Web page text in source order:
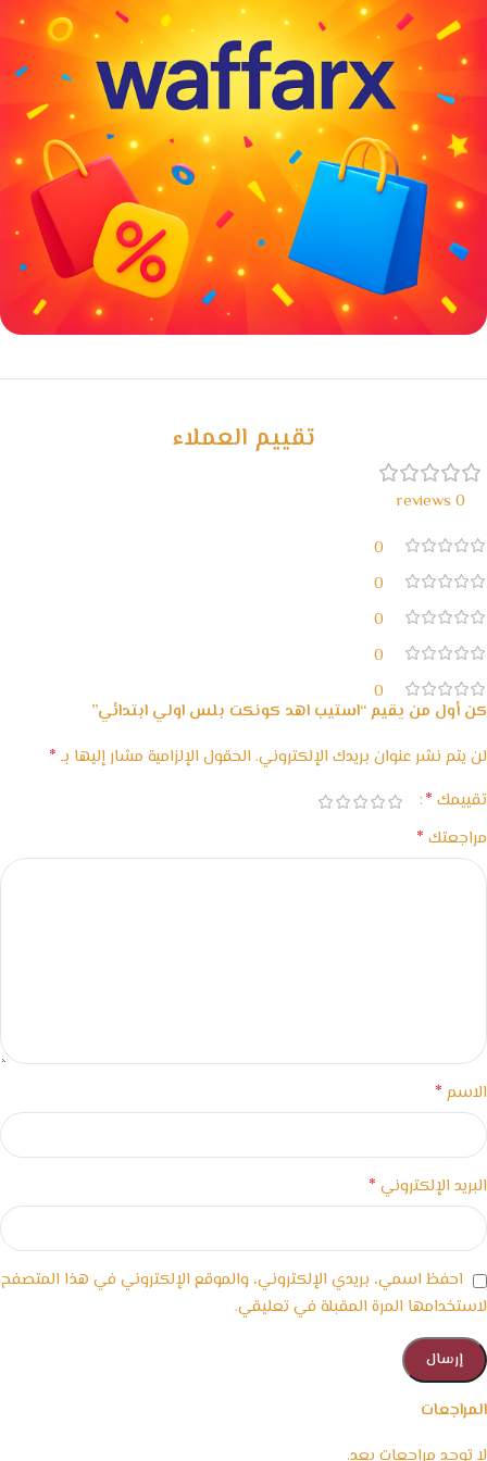
خصومات كبيرة
تقييم العملاء
0 reviews
0
0
0
0
0
المراجعات
كن أول من يقيم “استيب اهد كونكت بلس اولي ابتدائي”
لن يتم نشر عنوان بريدك الإلكتروني. الحقول الإلزامية مشار إليها بـ*
تقييمك *
مراجعتك *
الاسم *
البريد الإلكتروني *
احفظ اسمي، بريدي الإلكتروني، والموقع الإلكتروني في هذا المتصفح
لاستخدامها المرة المقبلة في تعليقي.